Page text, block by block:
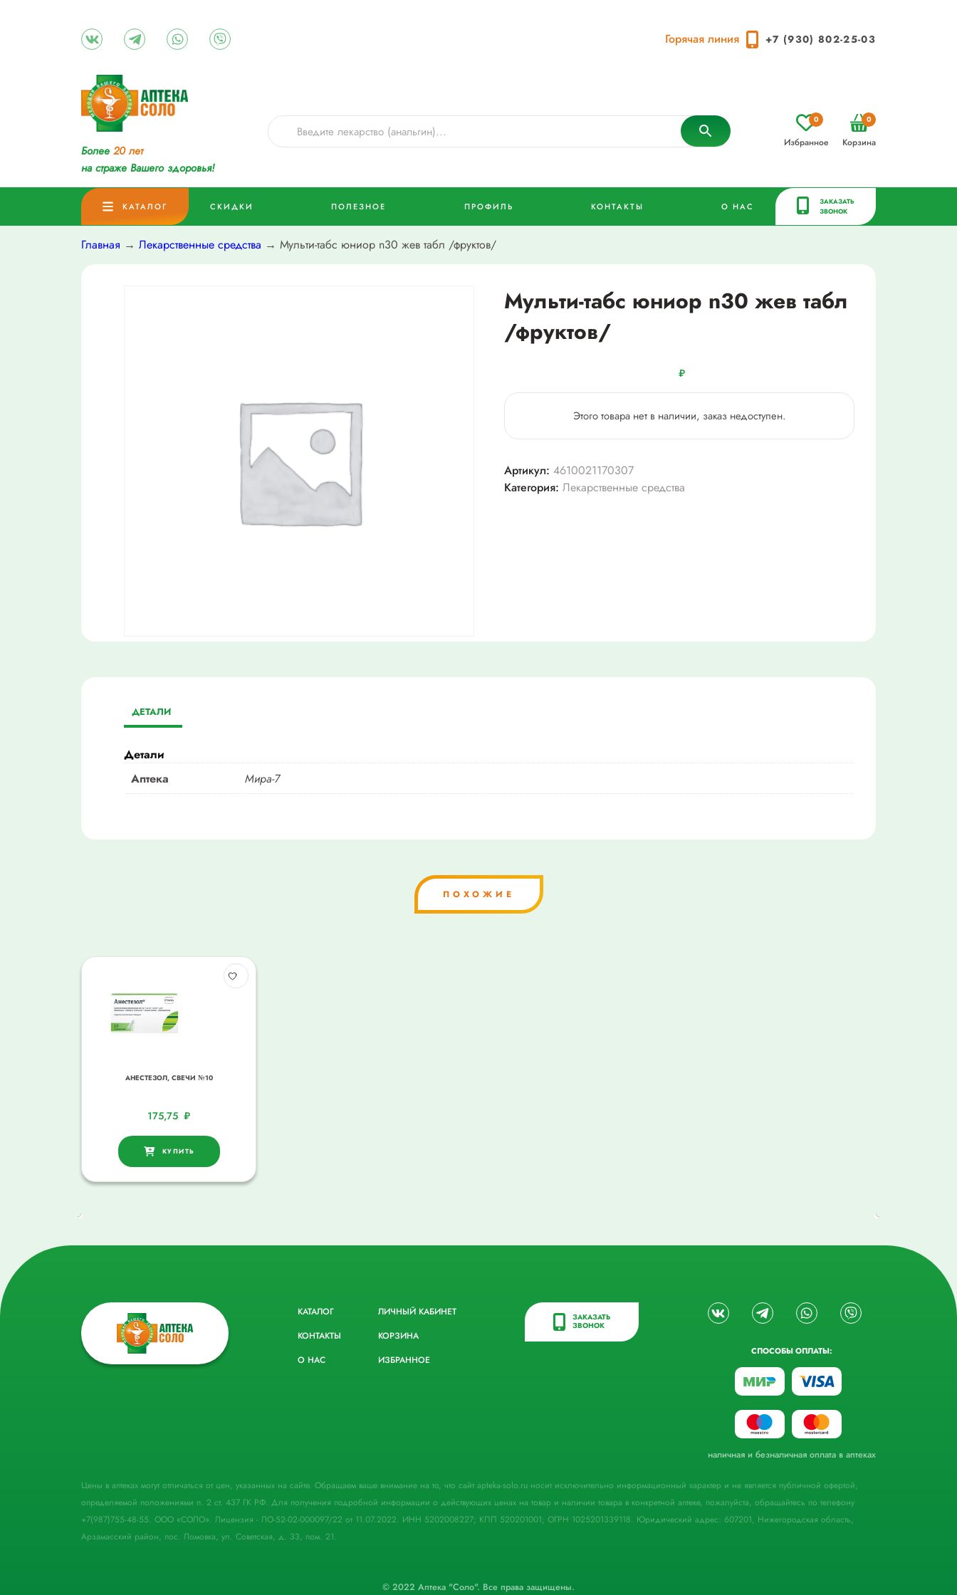
Горячая линия +7 (930) 802-25-03
Более 20 лет
на страже Вашего здоровья!
Избранное
0
Корзина
0
КАТАЛОГ СКИДКИ ПОЛЕЗНОЕ ПРОФИЛЬ КОНТАКТЫ О НАС
ЗАКАЗАТЬ
ЗВОНОК
Главная → Лекарственные средства → Мульти-табс юниор n30 жев табл /фруктов/
Мульти-табс юниор n30 жев табл
/фруктов/
₽
Этого товара нет в наличии, заказ недоступен.
Артикул: 4610021170307
Категория: Лекарственные средства
ДЕТАЛИ
Детали
Аптека
Мира-7
ПОХОЖИЕ
АНЕСТЕЗОЛ, СВЕЧИ №10
175,75₽
КУПИТЬ
КАТАЛОГ
КОНТАКТЫ
О НАС
ЛИЧНЫЙ КАБИНЕТ
КОРЗИНА
ИЗБРАННОЕ
ЗАКАЗАТЬ
ЗВОНОК
СПОСОБЫ ОПЛАТЫ:
наличная и безналичная оплата в аптеках
Цены в аптеках могут отличаться от цен, указанных на сайте. Обращаем ваше внимание на то, что сайт apteka-solo.ru носит исключительно информационный характер и не является публичной офертой,
определяемой положениями п. 2 ст. 437 ГК РФ. Для получения подробной информации о действующих ценах на товар и наличии товара в конкретной аптеке, пожалуйста, обращайтесь по телефону
+7(987)755-48-55. ООО «СОЛО». Лицензия - ЛО-52-02-000097/22 от 11.07.2022. ИНН 5202008227; КПП 520201001; ОГРН 1025201339118. Юридический адрес: 607201, Нижегородская область,
Арзамасский район, пос. Ломовка, ул. Советская, д. 33, пом. 21.
© 2022 Аптека "Соло". Все права защищены.